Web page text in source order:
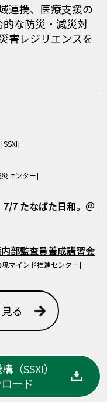
連携、医療支援の
な防災・減災対
害レジリエンスを
[SSXI]
センター]
7/7 たなばた日和。＠
部監査員養成講習会
マインド推進センター]
る
（SSXI）
ード